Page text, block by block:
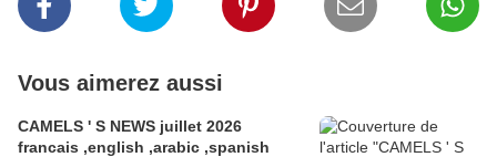
Vous aimerez aussi
CAMELS ' S NEWS juillet 2026
francais ,english ,arabic ,spanish